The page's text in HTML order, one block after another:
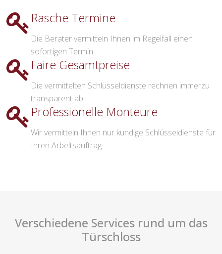
Rasche Termine
Die Berater vermitteln Ihnen im Regelfall einen
sofortigen Termin.
Faire Gesamtpreise
Die vermittelten Schlüsseldienste rechnen immerzu
transparent ab.
Professionelle Monteure
Wir vermitteln Ihnen nur kundige Schlüsseldienste für
Ihren Arbeitsauftrag.
Verschiedene Services rund um das
Türschloss